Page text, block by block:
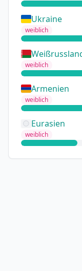
Ukraine
weiblich
weiblich
Armenien
weiblich
Eurasien
weiblich